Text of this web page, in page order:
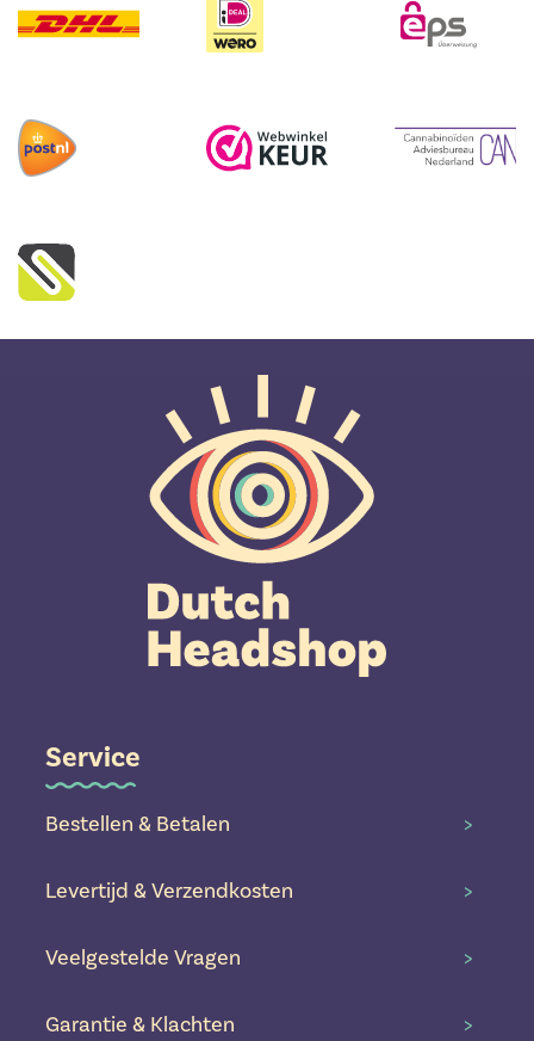
Service
Bestellen & Betalen >
Levertijd & Verzendkosten >
Veelgestelde Vragen >
Garantie & Klachten >